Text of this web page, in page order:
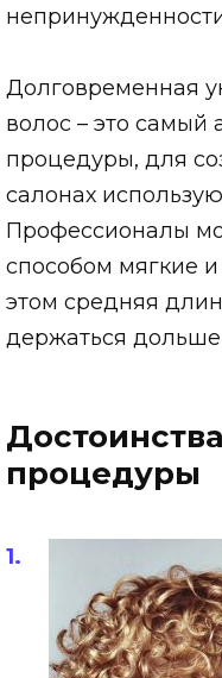
Долговременная
волос – это самый
процедуры, для
салонах
Профессионалы
способом мягкие
этом средняя
держаться дольше
процедуры